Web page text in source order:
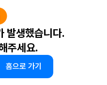
발생했습니다.
주세요.
홈으로 가기